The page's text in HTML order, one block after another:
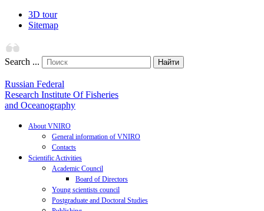
3D tour
Sitemap
Search ... Найти
Russian Federal
Research Institute Of Fisheries
and Oceanography
About VNIRO
General information of VNIRO
Contacts
Scientific Activities
Academic Council
Board of Directors
Young scientists council
Postgraduate and Doctoral Studies